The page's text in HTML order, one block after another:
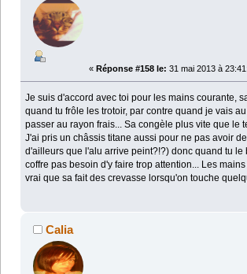
« Réponse #158 le: 31 mai 2013 à
Je suis d'accord avec toi pour les mains courante,
quand tu frôle les trotoir, par contre quand je vais
passer au rayon frais... Sa congèle plus vite que le
J'ai pris un châssis titane aussi pour ne pas avoir
d'ailleurs que l'alu arrive peint?!?) donc quand tu le
coffre pas besoin d'y faire trop attention... Les
vrai que sa fait des crevasse lorsqu'on touche
Calia